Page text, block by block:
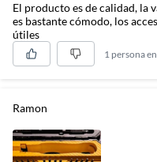
El producto es de calidad, la
es bastante cómodo, los
útiles
1 persona
Ramon